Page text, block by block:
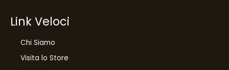
Link Veloci
Chi Siamo
Visita lo Store